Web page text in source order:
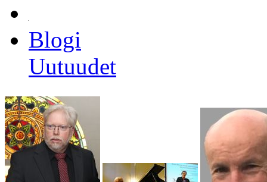
Blogi
Uutuudet